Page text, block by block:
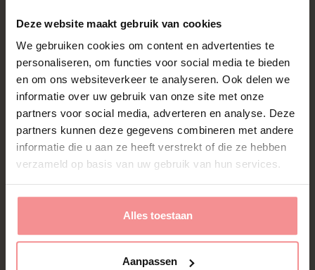
Deze website maakt gebruik van cookies
We gebruiken cookies om content en advertenties te
personaliseren, om functies voor social media te bieden
en om ons websiteverkeer te analyseren. Ook delen we
informatie over uw gebruik van onze site met onze
partners voor social media, adverteren en analyse. Deze
partners kunnen deze gegevens combineren met andere
informatie die u aan ze heeft verstrekt of die ze hebben
verzameld op basis van uw gebruik van hun services.
Alles toestaan
Aanpassen
het er in de praktijk aan toegaat en krijgt
inspiratie van een collega die al wat langer
meedraait.
6. Eerste party
Na de opleidingsdag en de meekijkparty ben je
voelt je goed voorbereid, je bruist van energie
en je staat te popelen om jouw eerste party te
geven. Wij wensen je alvast heel veel plezier en